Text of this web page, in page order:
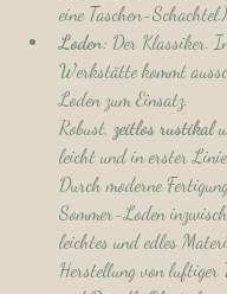
eine Taschen-Schachtel.)
Loden: Der Klassiker.
Werkstätte kommt
Loden zum Einsatz.
Robust, zeitlos rustikal
leicht und in erster
Durch moderne
Sommer-Loden
leichtes und edles
Herstellung von luftiger